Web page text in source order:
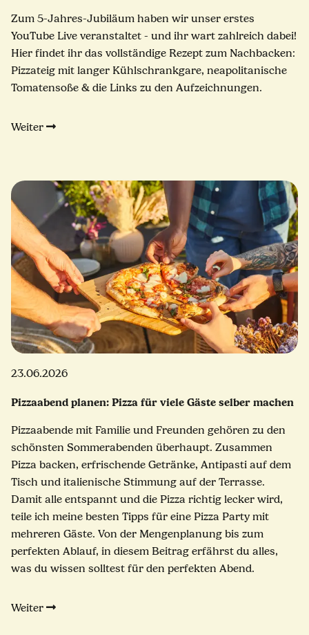
Zum 5-Jahres-Jubiläum haben wir unser erstes
YouTube Live veranstaltet - und ihr wart zahlreich dabei!
Hier findet ihr das vollständige Rezept zum Nachbacken:
Pizzateig mit langer Kühlschrankgare, neapolitanische
Tomatensoße & die Links zu den Aufzeichnungen.
Weiter
23.06.2026
Pizzaabend planen: Pizza für viele Gäste selber machen
Pizzaabende mit Familie und Freunden gehören zu den
schönsten Sommerabenden überhaupt. Zusammen
Pizza backen, erfrischende Getränke, Antipasti auf dem
Tisch und italienische Stimmung auf der Terrasse.
Damit alle entspannt und die Pizza richtig lecker wird,
teile ich meine besten Tipps für eine Pizza Party mit
mehreren Gäste. Von der Mengenplanung bis zum
perfekten Ablauf, in diesem Beitrag erfährst du alles,
was du wissen solltest für den perfekten Abend.
Weiter